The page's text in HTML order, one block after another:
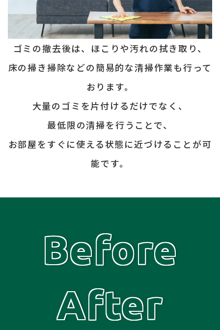
ゴミの撤去後は、ほこりや汚れの拭き取り、
床の掃き掃除などの簡易的な清掃作業も行って
おります。
大量のゴミを片付けるだけでなく、
最低限の清掃を行うことで、
お部屋をすぐに使える状態に近づけることが可
能です。
Before
After